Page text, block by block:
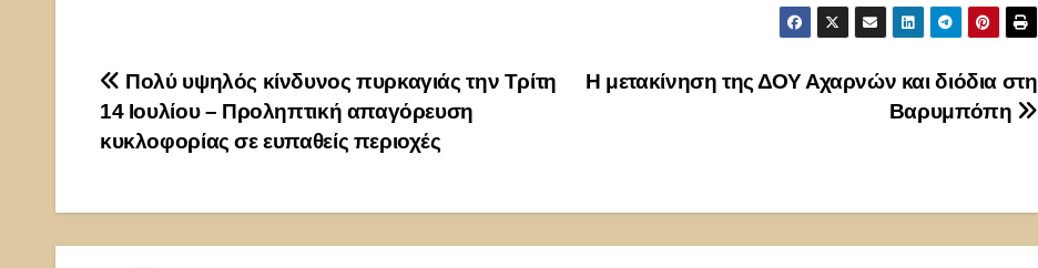
Πλοήγηση
άρθρων
Η μετακίνηση της ΔΟΥ Αχαρνών και διόδια στη
Βαρυμπόπη
Πολύ υψηλός κίνδυνος πυρκαγιάς την Τρίτη
14 Ιουλίου – Προληπτική απαγόρευση
κυκλοφορίας σε ευπαθείς περιοχές